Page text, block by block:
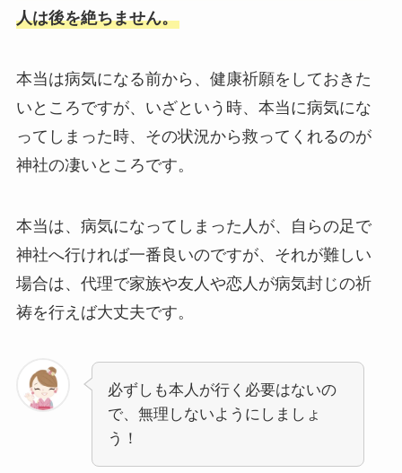
人は後を絶ちません。
本当は病気になる前から、健康祈願をしておきた
いところですが、いざという時、本当に病気にな
ってしまった時、その状況から救ってくれるのが
神社の凄いところです。
本当は、病気になってしまった人が、自らの足で
神社へ行ければ一番良いのですが、それが難しい
場合は、代理で家族や友人や恋人が病気封じの祈
祷を行えば大丈夫です。
必ずしも本人が行く必要はないの
で、無理しないようにしましょ
う！